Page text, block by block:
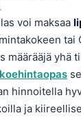
voi maksaa
tai
määrääjä yhä
hinnoitella
ja